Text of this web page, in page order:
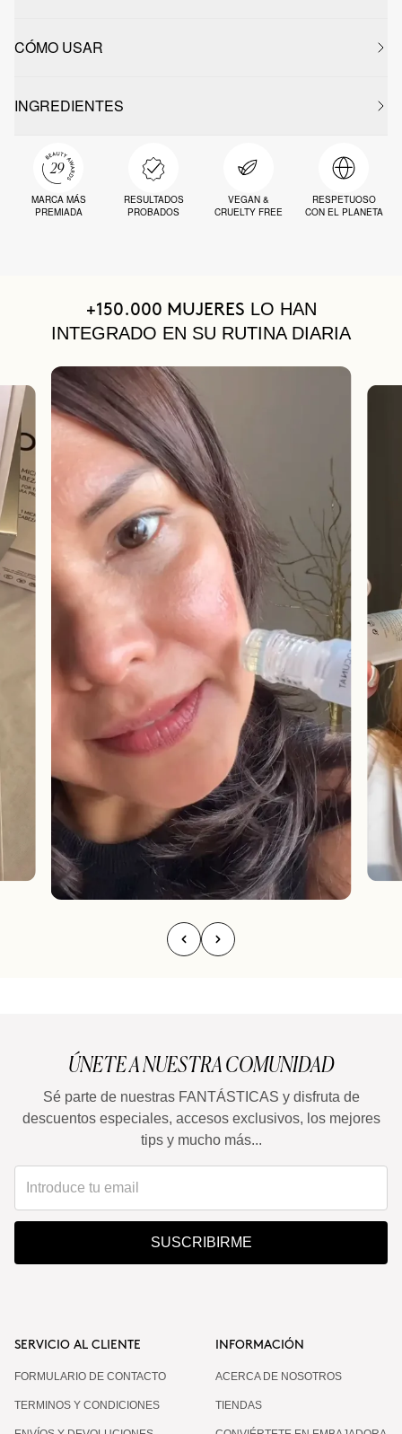
CÓMO USAR
INGREDIENTES
MARCA MÁS
PREMIADA
RESULTADOS
PROBADOS
VEGAN &
CRUELTY FREE
RESPETUOSO
CON EL PLANETA
+150.000 MUJERES LO HAN
INTEGRADO EN SU RUTINA DIARIA
ÚNETE A NUESTRA COMUNIDAD
Sé parte de nuestras FANTÁSTICAS y disfruta de
descuentos especiales, accesos exclusivos, los mejores
tips y mucho más...
SUSCRIBIRME
SERVICIO AL CLIENTE
FORMULARIO DE CONTACTO
TERMINOS Y CONDICIONES
INFORMACIÓN
ACERCA DE NOSOTROS
TIENDAS